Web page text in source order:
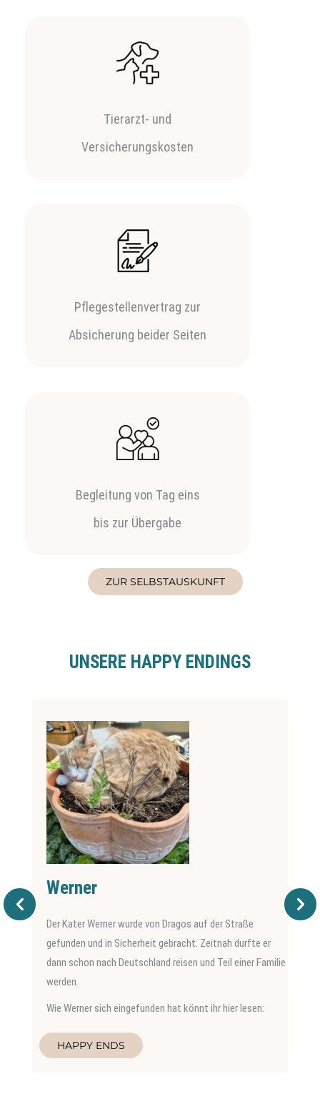
Tierarzt- und
Versicherungskosten
Pflegestellenvertrag zur
Absicherung beider Seiten
Begleitung von Tag eins
bis zur Übergabe
ZUR SELBSTAUSKUNFT
UNSERE HAPPY ENDINGS
Werner
Der Kater Werner wurde von Dragos auf der Straße
gefunden und in Sicherheit gebracht. Zeitnah durfte er
dann schon nach Deutschland reisen und Teil einer Familie
werden.
Wie Werner sich eingefunden hat könnt ihr hier lesen:
HAPPY ENDS